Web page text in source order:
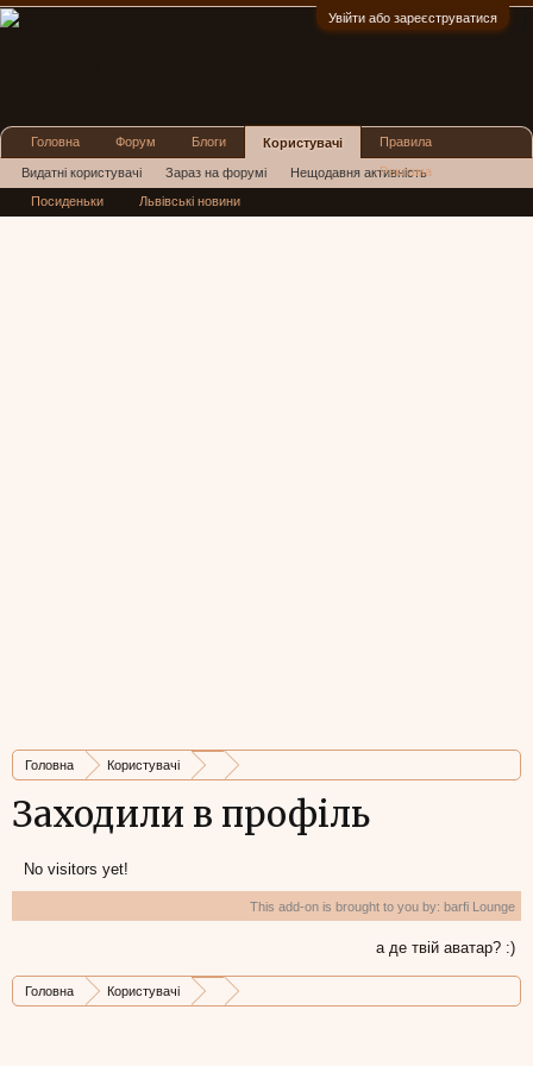
Увійти або зареєструватися
Головна Користувачі
Заходили в профіль
No visitors yet!
This add-on is brought to you by: barfi Lounge
а де твій аватар? :)
Головна Користувачі
Головна Форум Блоги Користувачі
Видатні користувачі Зараз на форумі Нещодавня активність
Нові повідомлення профілю
Правила
Реклама
Посиденьки Львівські новини